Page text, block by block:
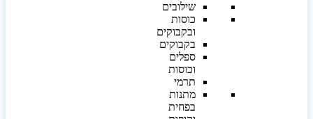
שילובים
כוסות
ובקבוקים
בקבוקים
ספלים
וכוסות
תרמי
מתנות
בפחית